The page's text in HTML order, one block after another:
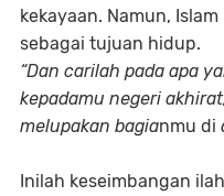
kekayaan. Namun,
sebagai tujuan hidup.
“Dan carilah pada apa
kepadamu negeri
melupakan bagianmu di
Inilah keseimbangan